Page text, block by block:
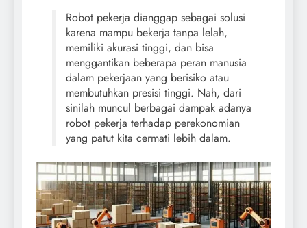
Robot pekerja dianggap sebagai solusi
karena mampu bekerja tanpa lelah,
memiliki akurasi tinggi, dan bisa
menggantikan beberapa peran manusia
dalam pekerjaan yang berisiko atau
membutuhkan presisi tinggi. Nah, dari
sinilah muncul berbagai dampak adanya
robot pekerja terhadap perekonomian
yang patut kita cermati lebih dalam.